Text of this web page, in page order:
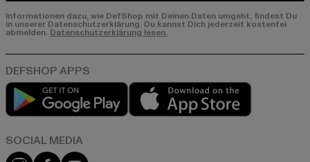
Informationen dazu, wie DefShop mit Deinen Daten umgeht, findest Du
in unserer Datenschutzerklärung. Du kannst Dich jederzeit kostenfei
abmelden. Datenschutzerklärung lesen.
Play market